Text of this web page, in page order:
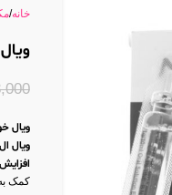
خانه
ویال ال
ویال
ویال ال
کمک